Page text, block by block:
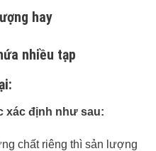
hay
nhiều tạp
xác định như sau:
chất riêng thì sản lượng